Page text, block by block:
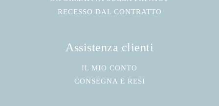
RECESSO DAL CONTRATTO
Assistenza clienti
IL MIO CONTO
CONSEGNA E RESI